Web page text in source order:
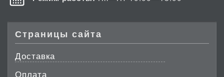
Страницы сайта
Доставка
Оплата